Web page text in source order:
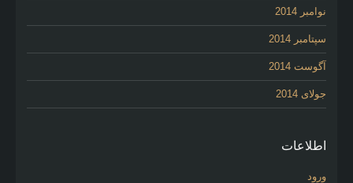
نوامبر 2014
سپتامبر 2014
آگوست 2014
جولای 2014
اطلاعات
ورود